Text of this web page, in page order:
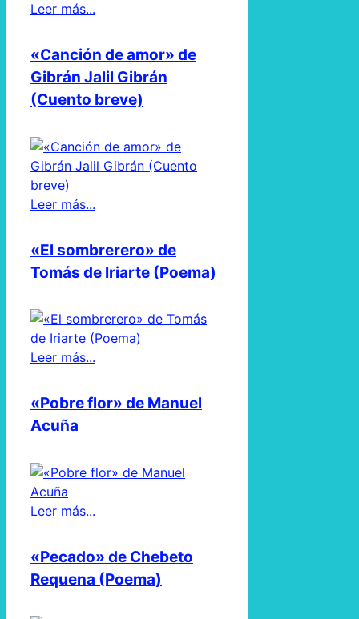
Leer más...
«Canción de amor» de
Gibrán Jalil Gibrán
(Cuento breve)
Leer más...
«El sombrerero» de
Tomás de Iriarte (Poema)
Leer más...
«Pobre flor» de Manuel
Acuña
Leer más...
«Pecado» de Chebeto
Requena (Poema)